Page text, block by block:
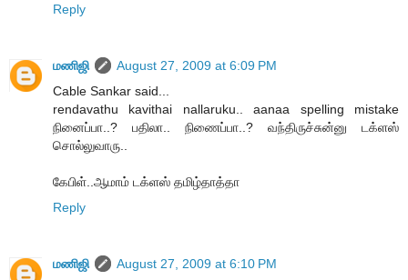
Reply
மணிஜி
August 27, 2009 at 6:09 PM
Cable Sankar said...
rendavathu kavithai nallaruku.. aanaa spelling mistake
நினைப்பா..? பதிலா.. நிணைப்பா..? வந்திருச்சுன்னு டக்ளஸ்
சொல்லுவாரு..
கேபிள்..ஆமாம் டக்ளஸ் தமிழ்தாத்தா
Reply
மணிஜி
August 27, 2009 at 6:10 PM